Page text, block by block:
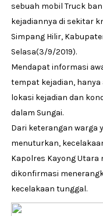
sebuah mobil Truck
kejadiannya di sekitar
Simpang Hilir,
Selasa(3/9/2019).
Mendapat informasi
tempat kejadian, hanya
lokasi kejadian dan
dalam Sungai.
Dari keterangan warga
menuturkan,
Kapolres Kayong
dikonfirmasi
kecelakaan tunggal.